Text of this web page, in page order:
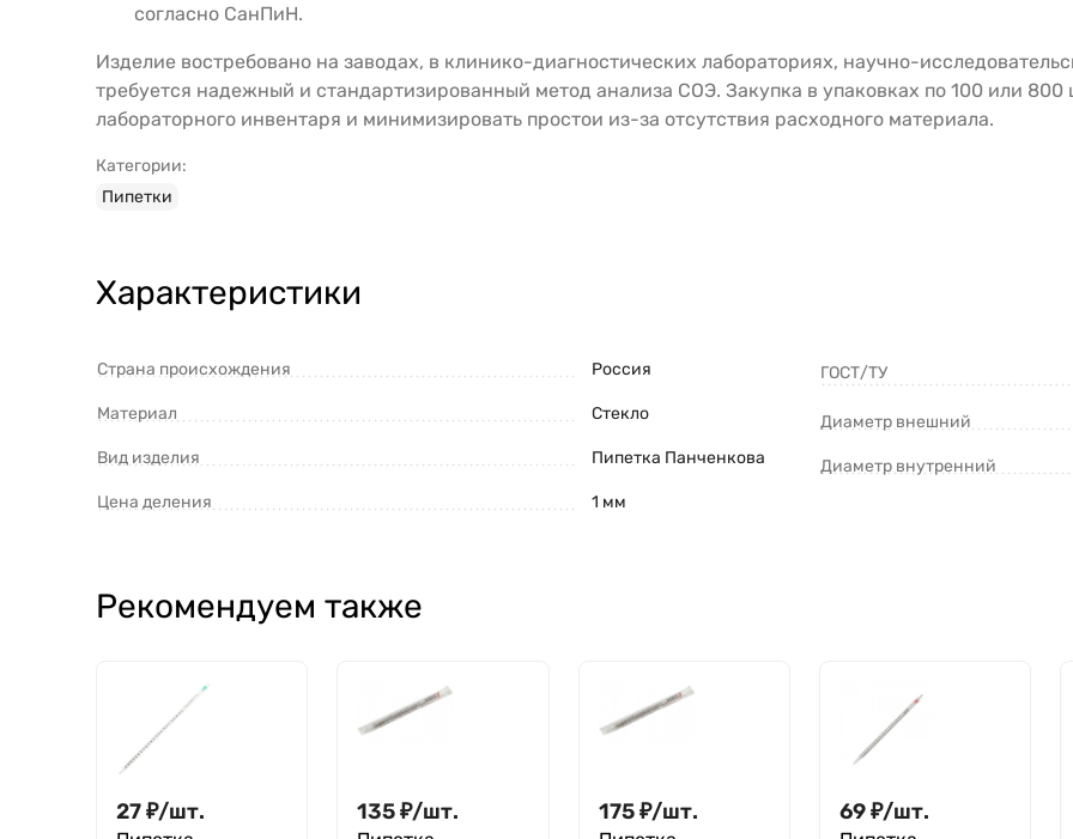
согласно СанПиН.
Изделие востребовано на заводах, в клинико-диагностических лабораториях, научно-
требуется надежный и стандартизированный метод анализа СОЭ. Закупка в упаковках по 100 или 800
лабораторного инвентаря и минимизировать простои из-за отсутствия расходного материала.
Категории:
Пипетки
Характеристики
Страна происхождения Россия
Материал Стекло
Вид изделия Пипетка Панченкова
Цена деления 1 мм
ГОСТ/ТУ
Диаметр внешний
Диаметр внутренний
Рекомендуем также
27₽/шт. 135₽/шт. 175₽/шт. 69₽/шт.